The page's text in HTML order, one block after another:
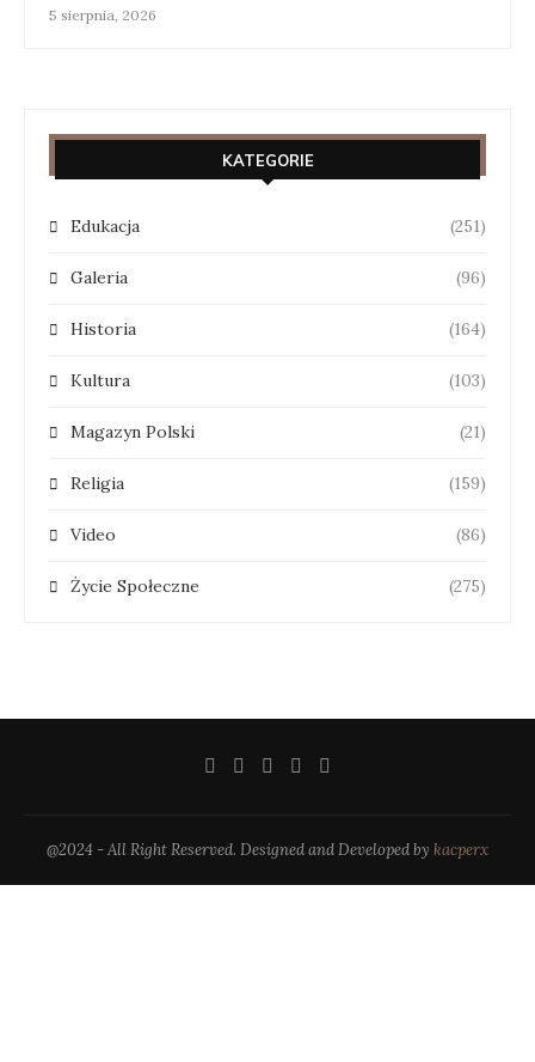
5 sierpnia, 2026
KATEGORIE
Edukacja (251)
Galeria (96)
Historia (164)
Kultura (103)
Magazyn Polski (21)
Religia (159)
Video (86)
Życie Społeczne (275)
@2024 - All Right Reserved. Designed and Developed by kacperx